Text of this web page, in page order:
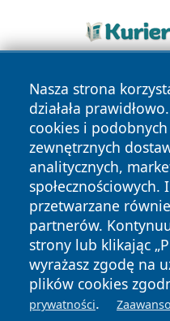
Nasza strona
działała
cookies i
zewnętrznych
analitycznych,
przetwarzane
partnerów.
strony lub klikając
wyrażasz zgodę na
plików cookies
prywatności.
Copyright © 2026
zastrzeżone.
News Autorzy